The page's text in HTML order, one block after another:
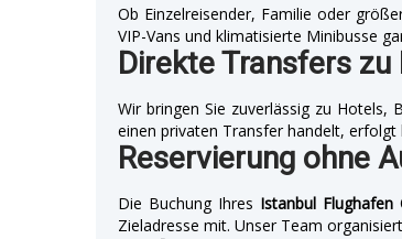
Ob Einzelreisender, Familie oder
VIP-Vans und klimatisierte Minibusse
Direkte Transfers
Wir bringen Sie zuverlässig zu Hotels,
einen privaten Transfer handelt,
Reservierung ohne
Die Buchung Ihres Istanbul
Zieladresse mit. Unser Team